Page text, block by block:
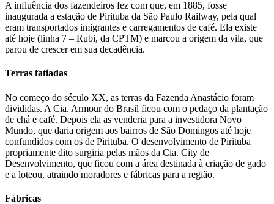
A influência dos fazendeiros fez com que, em 1885, fosse
inaugurada a estação de Pirituba da São Paulo Railway, pela qual
eram transportados imigrantes e carregamentos de café. Ela existe
até hoje (linha 7 – Rubi, da CPTM) e marcou a origem da vila, que
parou de crescer em sua decadência.
Terras fatiadas
No começo do século XX, as terras da Fazenda Anastácio foram
divididas. A Cia. Armour do Brasil ficou com o pedaço da plantação
de chá e café. Depois ela as venderia para a investidora Novo
Mundo, que daria origem aos bairros de São Domingos até hoje
confundidos com os de Pirituba. O desenvolvimento de Pirituba
propriamente dito surgiria pelas mãos da Cia. City de
Desenvolvimento, que ficou com a área destinada à criação de gado
e a loteou, atraindo moradores e fábricas para a região.
Fábricas